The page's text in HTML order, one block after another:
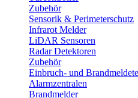
Zubehör
Sensorik & Perimeterschutz
Infrarot Melder
LiDAR Sensoren
Radar Detektoren
Zubehör
Einbruch- und
Alarmzentralen
Brandmelder